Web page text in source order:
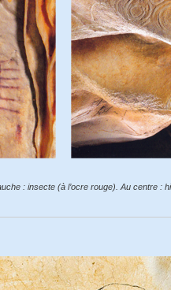
: insecte (à l’ocre rouge). Au centre :